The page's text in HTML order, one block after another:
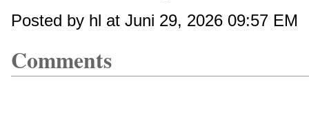
Posted by hl at Juni 29, 2026 09:57 EM
Comments